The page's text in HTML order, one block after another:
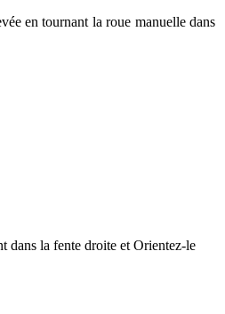
en tournant la roue manuelle dans
dans la fente droite et Orientez-le